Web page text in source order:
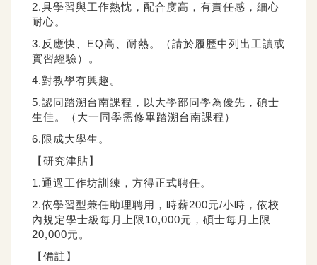
2.具學習與工作熱忱，配合度高，有責任感，細心
耐心。
3.反應快、EQ高、耐熱。（請於履歷中列出工讀或
實習經驗）。
4.對教學有興趣。
5.認同踏溯台南課程，以大學部同學為優先，碩士
生佳。（大一同學需修畢踏溯台南課程）
6.限成大學生。
【研究津貼】
1.通過工作坊訓練，方得正式聘任。
2.依學習型兼任助理聘用，時薪200元/小時，依校
內規定學士級每月上限10,000元，碩士每月上限
20,000元。
【備註】